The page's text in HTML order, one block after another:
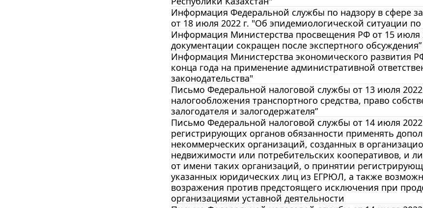
Информация Федеральной службы по надзору в сфере
от 18 июля 2022 г. "Об эпидемиологической ситуации
Информация Министерства просвещения РФ от 15 июля
документации сокращен после экспертного обсуждения”
Информация Министерства экономического развития
конца года на применение административной
законодательства"
Письмо Федеральной налоговой службы от 13 июля
налогообложения транспортного средства, право
залогодателя и залогодержателя”
Письмо Федеральной налоговой службы от 14 июля
регистрирующих органов обязанности применять
некоммерческих организаций, созданных в
недвижимости или потребительских кооперативов, и
от имени таких организаций, о принятии
указанных юридических лиц из ЕГРЮЛ, а также
возражения против предстоящего исключения при
организациями уставной деятельности